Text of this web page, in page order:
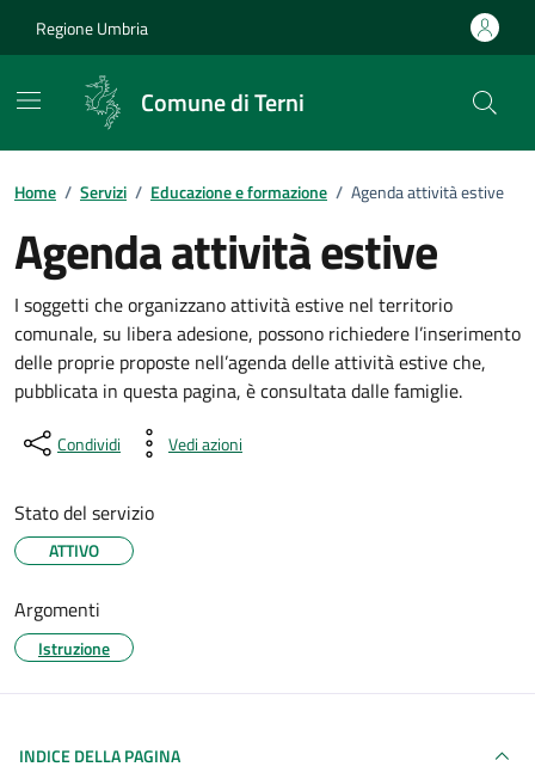
Regione Umbria
Comune di Terni
Home / Servizi / Educazione e formazione / Agenda attività estive
Agenda attività estive
Dettagli del Servizio
I soggetti che organizzano attività estive nel territorio
comunale, su libera adesione, possono richiedere l’inserimento
delle proprie proposte nell’agenda delle attività estive che,
pubblicata in questa pagina, è consultata dalle famiglie.
Condividi Vedi azioni
Stato del servizio
ATTIVO
Argomenti
Istruzione
INDICE DELLA PAGINA